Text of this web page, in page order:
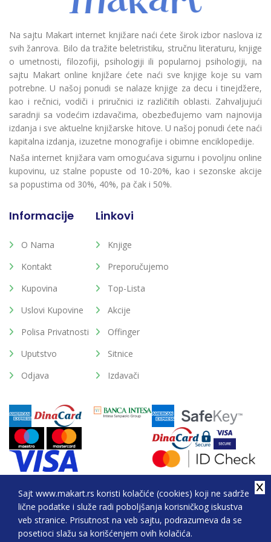
Sajt www.makart.rs koristi kolačiće (cookies) koji ne sadrže
lične podatke i služe radi poboljšanja korisničkog iskustva
veb stranice. Prisutnost na veb sajtu, podrazumeva da se
posetioci slažu sa korišćenjem ovih kolačića.
Na sajtu Makart internet knjižare naći ćete širok izbor naslova iz
svih žanrova. Bilo da tražite beletristiku, stručnu literaturu, knjige
o umetnosti, filozofiji, psihologiji ili popularnoj psihologiji, na
sajtu Makart online knjižare ćete naći sve knjige koje su vam
potrebne. U našoj ponudi se nalaze knjige za decu i tinejdžere,
kao i rečnici, vodiči i priručnici iz različitih oblasti. Zahvaljujući
saradnji sa vodećim izdavačima, obezbeđujemo vam najnovija
izdanja i sve aktuelne knjižarske hitove. U našoj ponudi ćete naći
kapitalna izdanja, izuzetne monografije i obimne enciklopedije.
Naša internet knjižara vam omogućava sigurnu i povoljnu online
kupovinu, uz stalne popuste od 10-20%, kao i sezonske akcije
sa popustima od 30%, 40%, pa čak i 50%.
Informacije
O Nama
Kontakt
Kupovina
Uslovi Kupovine
Polisa Privatnosti
Uputstvo
Odjava
Linkovi
Knjige
Preporučujemo
Top-Lista
Akcije
Offinger
Sitnice
Izdavači
2026. All Rights Reserved © Makart.rs - MAKART DOO
BEOGRAD (NOVI BEOGRAD), PIB: 105184104, MB: